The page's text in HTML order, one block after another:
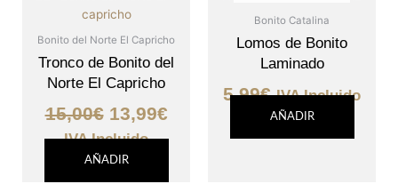
Bonito del Norte El Capricho
Tronco de Bonito del
Norte El Capricho
15,00€
original
era:
15,00€.
13,99€
es:
13,99€.
IVA Incluido
AÑADIR
Bonito Catalina
Lomos de Bonito
Laminado
5,99€ IVA Incluido
AÑADIR